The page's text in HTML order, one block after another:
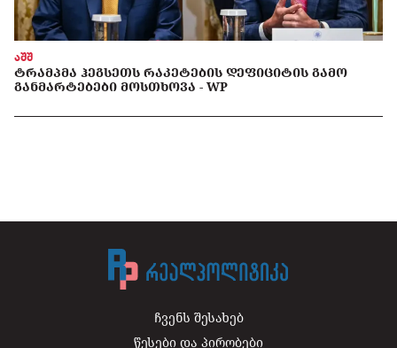
აშშ
ᲢᲠᲐᲛᲞᲛᲐ ᲰᲔᲒᲡᲔᲗᲡ ᲠᲐᲙᲔᲢᲔᲑᲘᲡ ᲓᲔᲤᲘᲪᲘᲢᲘᲡ ᲒᲐᲛᲝ
ᲒᲐᲜᲛᲐᲠᲢᲔᲑᲔᲑᲘ ᲛᲝᲡᲗᲮᲝᲕᲐ - WP
ჩვენს შესახებ
წესები და პირობები